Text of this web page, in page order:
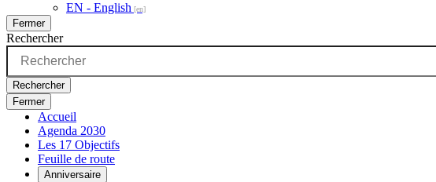
EN - English
Fermer
Rechercher
Rechercher
Fermer
Accueil
Agenda 2030
Les 17 Objectifs
Feuille de route
Anniversaire